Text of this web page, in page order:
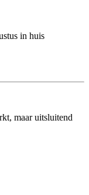
in huis
maar uitsluitend